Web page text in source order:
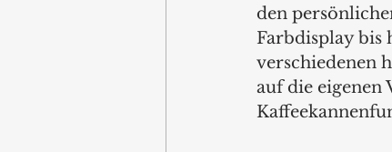
den
Farbdisplay bis
verschiedenen
auf die eigenen